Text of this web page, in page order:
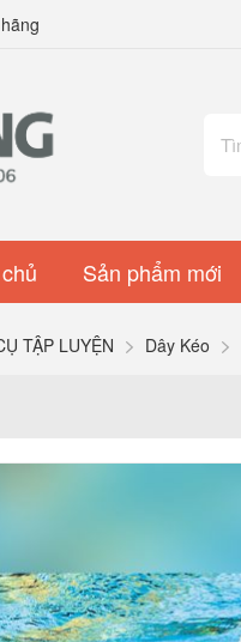
Sản phẩm mới
TẬP LUYỆN Dây Kéo